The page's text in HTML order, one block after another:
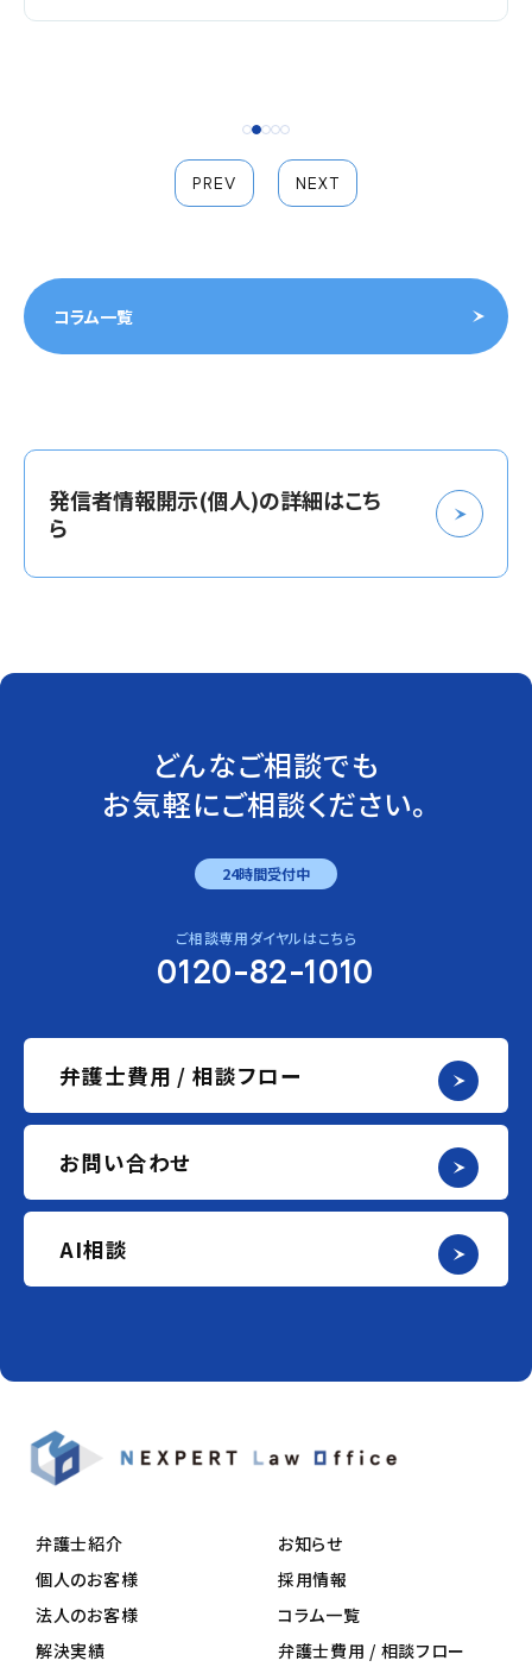
PREV NEXT
コラム一覧
発信者情報開示(個人)の詳細はこち
ら
どんなご相談でも
お気軽にご相談ください。
24時間受付中
ご相談専用ダイヤルはこちら
0120-82-1010
弁護士費用 / 相談フロー
お問い合わせ
AI相談
弁護士紹介
個人のお客様
法人のお客様
解決実績
お知らせ
採用情報
コラム一覧
弁護士費用 / 相談フロー